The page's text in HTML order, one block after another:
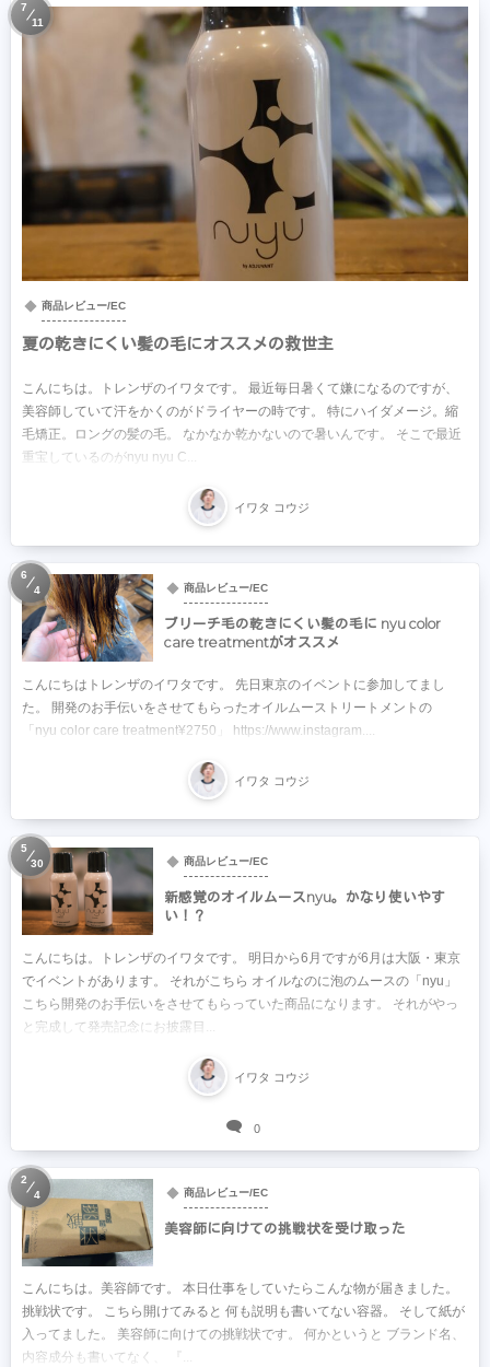
商品レビュー/EC
夏の乾きにくい髪の毛にオススメの救世主
こんにちは。トレンザのイワタです。 最近毎日暑くて嫌になるのですが、
美容師していて汗をかくのがドライヤーの時です。 特にハイダメージ。縮
毛矯正。ロングの髪の毛。 なかなか乾かないので暑いんです。 そこで最近
重宝しているのがnyu nyu C...
イワタ コウジ
7
11
商品レビュー/EC
ブリーチ毛の乾きにくい髪の毛に nyu color
care treatmentがオススメ
こんにちはトレンザのイワタです。 先日東京のイベントに参加してまし
た。 開発のお手伝いをさせてもらったオイルムーストリートメントの
「nyu color care treatment¥2750」 https://www.instagram....
イワタ コウジ
6
4
商品レビュー/EC
新感覚のオイルムースnyu。かなり使いやす
い！？
こんにちは。トレンザのイワタです。 明日から6月ですが6月は大阪・東京
でイベントがあります。 それがこちら オイルなのに泡のムースの「nyu」
こちら開発のお手伝いをさせてもらっていた商品になります。 それがやっ
と完成して発売記念にお披露目...
イワタ コウジ
0
5
30
商品レビュー/EC
美容師に向けての挑戦状を受け取った
こんにちは。美容師です。 本日仕事をしていたらこんな物が届きました。
挑戦状です。 こちら開けてみると 何も説明も書いてない容器。 そして紙が
入ってました。 美容師に向けての挑戦状です。 何かというと ブランド名、
内容成分も書いてなく、 『...
2
4